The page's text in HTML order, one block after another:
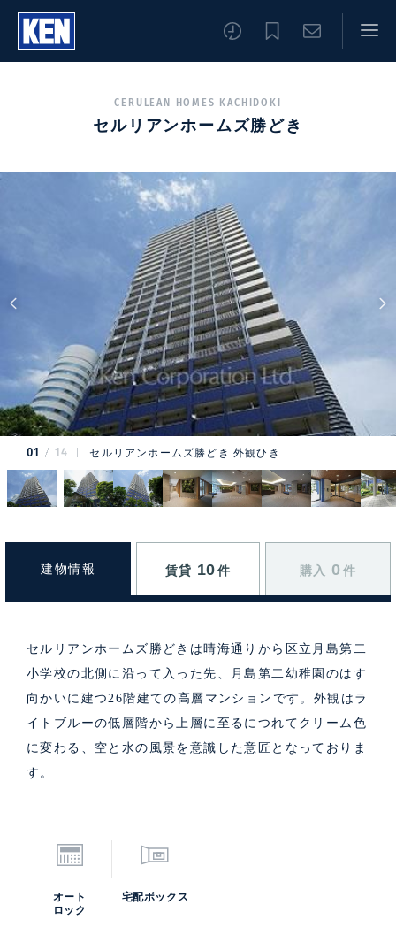
CERULEAN HOMES KACHIDOKI
セルリアンホームズ勝どき
01 14 セルリアンホームズ勝どき 外観ひき
建物情報 賃貸 10 件 購入 0 件
セルリアンホームズ勝どきは晴海通りから区立月島第二
小学校の北側に沿って入った先、月島第二幼稚園のはす
向かいに建つ26階建ての高層マンションです。外観はラ
イトブルーの低層階から上層に至るにつれてクリーム色
に変わる、空と水の風景を意識した意匠となっておりま
す。
オート
ロック
宅配ボックス